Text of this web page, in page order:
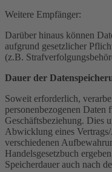
Weitere Empfänger:
Darüber hinaus können
aufgrund gesetzlicher
(z.B.
Dauer der
Soweit erforderlich,
personenbezogenen Daten
Geschäftsbeziehung. Dies
Abwicklung eines
verschiedenen
Handelsgesetzbuch
Speicherdauer auch nach